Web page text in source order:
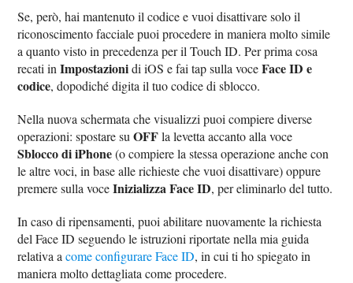
Se, però, hai mantenuto il codice e vuoi disattivare solo il
riconoscimento facciale puoi procedere in maniera molto simile
a quanto visto in precedenza per il Touch ID. Per prima cosa
recati inImpostazionidi iOS e fai tap sulla voceFace ID e
codice, dopodiché digita il tuo codice di sblocco.
Nella nuova schermata che visualizzi puoi compiere diverse
operazioni: spostare suOFFla levetta accanto alla voce
Sblocco di iPhone(o compiere la stessa operazione anche con
le altre voci, in base alle richieste che vuoi disattivare) oppure
premere sulla voceInizializza Face ID, per eliminarlo del tutto.
In caso di ripensamenti, puoi abilitare nuovamente la richiesta
del Face ID seguendo le istruzioni riportate nella mia guida
relativa acome configurare Face ID, in cui ti ho spiegato in
maniera molto dettagliata come procedere.